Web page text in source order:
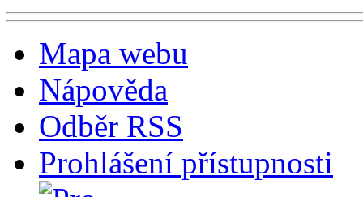
Mapa webu
Nápověda
Odběr RSS
Prohlášení přístupnosti